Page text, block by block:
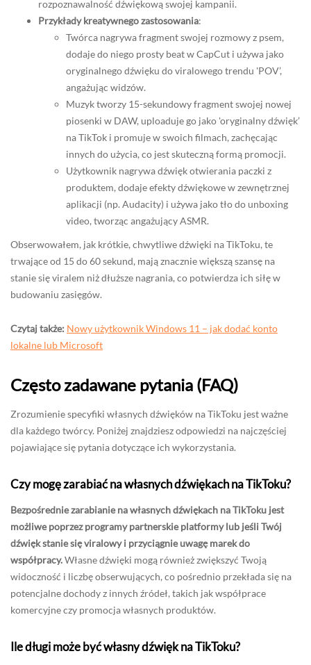
rozpoznawalność dźwiękową swojej kampanii.
Przykłady kreatywnego zastosowania:
Twórca nagrywa fragment swojej rozmowy z psem,
dodaje do niego prosty beat w CapCut i używa jako
oryginalnego dźwięku do viralowego trendu 'POV’,
angażując widzów.
Muzyk tworzy 15-sekundowy fragment swojej nowej
piosenki w DAW, uploaduje go jako 'oryginalny dźwięk’
na TikTok i promuje w swoich filmach, zachęcając
innych do użycia, co jest skuteczną formą promocji.
Użytkownik nagrywa dźwięk otwierania paczki z
produktem, dodaje efekty dźwiękowe w zewnętrznej
aplikacji (np. Audacity) i używa jako tło do unboxing
video, tworząc angażujący ASMR.
Obserwowałem, jak krótkie, chwytliwe dźwięki na TikToku, te
trwające od 15 do 60 sekund, mają znacznie większą szansę na
stanie się viralem niż dłuższe nagrania, co potwierdza ich siłę w
budowaniu zasięgów.
Czytaj także: Nowy użytkownik Windows 11 – jak dodać konto
lokalne lub Microsoft
Często zadawane pytania (FAQ)
Zrozumienie specyfiki własnych dźwięków na TikToku jest ważne
dla każdego twórcy. Poniżej znajdziesz odpowiedzi na najczęściej
pojawiające się pytania dotyczące ich wykorzystania.
Czy mogę zarabiać na własnych dźwiękach na TikToku?
Bezpośrednie zarabianie na własnych dźwiękach na TikToku jest
możliwe poprzez programy partnerskie platformy lub jeśli Twój
dźwięk stanie się viralowy i przyciągnie uwagę marek do
współpracy.Własne dźwięki mogą również zwiększyć Twoją
widoczność i liczbę obserwujących, co pośrednio przekłada się na
potencjalne dochody z innych źródeł, takich jak współprace
komercyjne czy promocja własnych produktów.
Ile długi może być własny dźwięk na TikToku?